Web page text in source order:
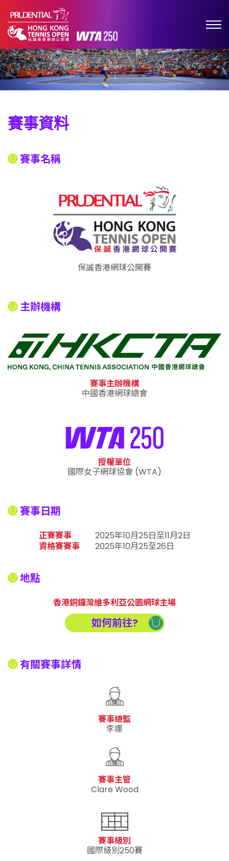
賽事資料
賽事名稱
保誠香港網球公開賽
主辦機構
賽事主辦機構
中國香港網球總會
授權單位
國際女子網球協會 (WTA)
賽事日期
正賽賽事
2025年10月25日至11月2日
資格賽賽事
2025年10月25至26日
地點
香港銅鑼灣維多利亞公園網球主場
如何前往?
有關賽事詳情
賽事總監
李娜
賽事主管
Clare Wood
賽事級別
國際級別250賽